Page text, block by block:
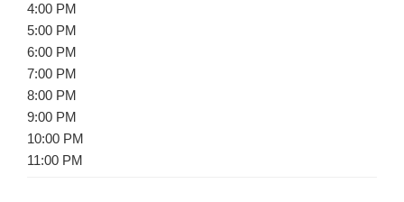
4:00 PM
5:00 PM
6:00 PM
7:00 PM
8:00 PM
9:00 PM
10:00 PM
11:00 PM